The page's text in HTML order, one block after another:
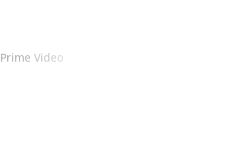
Prime Video